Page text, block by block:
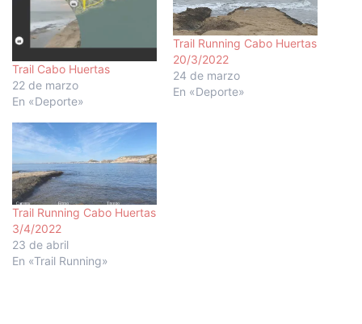
Trail Cabo Huertas
22 de marzo
En «Deporte»
Trail Running Cabo Huertas
20/3/2022
24 de marzo
En «Deporte»
Trail Running Cabo Huertas
3/4/2022
23 de abril
En «Trail Running»